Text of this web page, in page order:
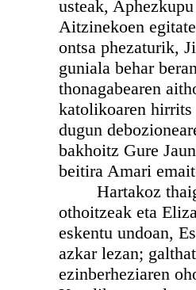
usteak,
Aitzinekoen
ontsa phezaturik,
guniala behar
thonagabearen
katolikoaren hirrits
dugun
bakhoitz Gure
beitira Amari
Hartakoz
othoitzeak eta
eskentu undoan,
azkar lezan;
ezinberheziaren